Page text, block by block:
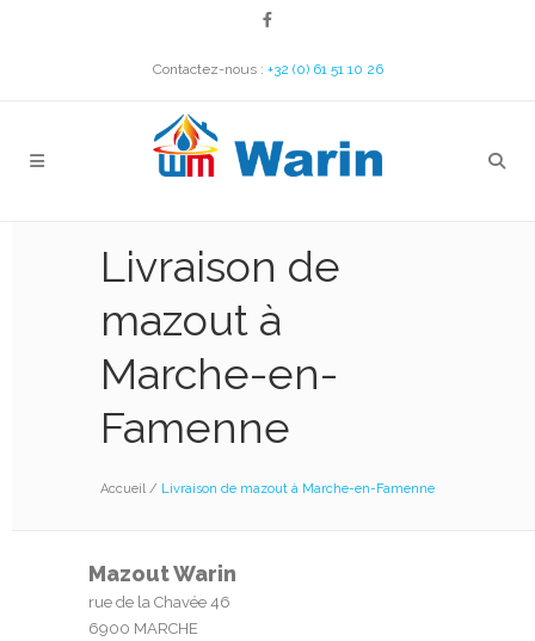
Contactez-nous : +32 (0) 61 51 10 26
Livraison de
mazout à
Marche-en-
Famenne
Accueil / Livraison de mazout à Marche-en-Famenne
Mazout Warin
rue de la Chavée 46
6900 MARCHE